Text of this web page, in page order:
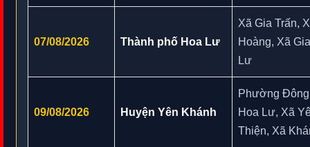
07/08/2026 Thành phố Hoa Lư
Xã Gia Trấn,
Hoàng, Xã
Lư
09/08/2026 Huyện Yên Khánh
Phường
Hoa Lư, Xã
Thiện, Xã